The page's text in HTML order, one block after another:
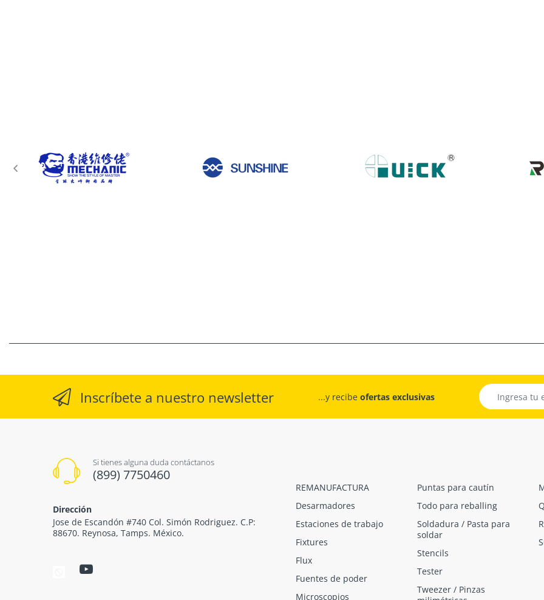
Inscríbete a nuestro newsletter ...y recibe ofertas exclusivas
Si tienes alguna duda contáctanos
(899) 7750460
Dirección
Jose de Escandón #740 Col. Simón Rodriguez. C.P:
88670. Reynosa, Tamps. México.
REMANUFACTURA
Desarmadores
Estaciones de trabajo
Fixtures
Flux
Fuentes de poder
Microscopios
Puntas para cautín
Todo para reballing
Soldadura / Pasta para
soldar
Stencils
Tester
Tweezer / Pinzas